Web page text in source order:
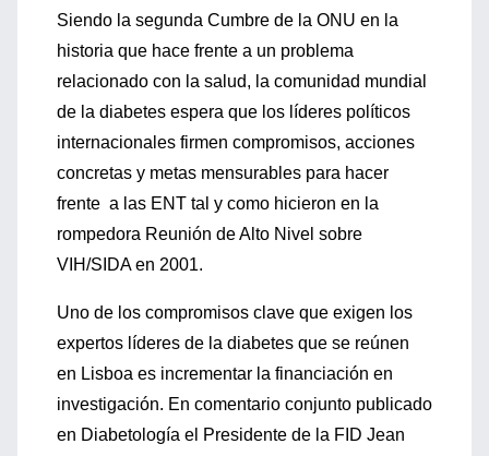
Siendo la segunda Cumbre de la ONU en la
historia que hace frente a un problema
relacionado con la salud, la comunidad mundial
de la diabetes espera que los líderes políticos
internacionales firmen compromisos, acciones
concretas y metas mensurables para hacer
frente a las ENT tal y como hicieron en la
rompedora Reunión de Alto Nivel sobre
VIH/SIDA en 2001.
Uno de los compromisos clave que exigen los
expertos líderes de la diabetes que se reúnen
en Lisboa es incrementar la financiación en
investigación. En comentario conjunto publicado
en Diabetología el Presidente de la FID Jean